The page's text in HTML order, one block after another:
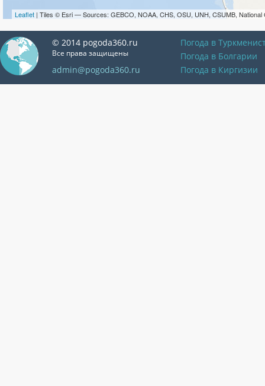
Leaflet | Tiles © Esri — Sources: GEBCO, NOAA, CHS, OSU, UNH, CSUMB, National
© 2014 pogoda360.ru
Все права защищены
admin@pogoda360.ru
Погода в
Погода в Болгарии
Погода в Киргизии